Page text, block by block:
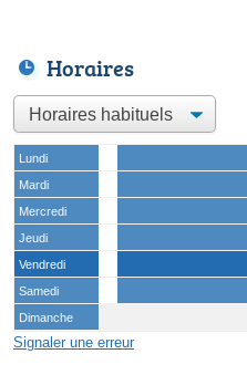
Horaires
Lundi
Mardi
Mercredi
Jeudi
Vendredi
Samedi
Dimanche
Signaler une erreur